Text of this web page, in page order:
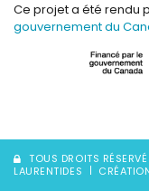
Ce projet a été rendu
gouvernement du
TOUS DROITS
LAURENTIDES